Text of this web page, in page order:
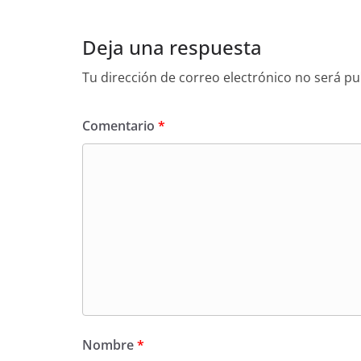
k
Deja una respuesta
Tu dirección de correo electrónico no será
Comentario *
Nombre*